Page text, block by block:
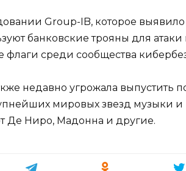
Group-IB, которое
банковские трояны для атаки
среди сообщества
недавно угрожала выпустить
мировых звезд музыки и
Де Ниро, Мадонна и другие.